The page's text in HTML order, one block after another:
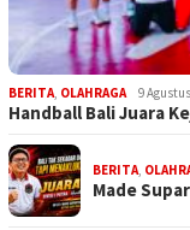
BERITA, OLAHRAGA 9
Handball Bali Juara
BERITA,
Made